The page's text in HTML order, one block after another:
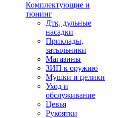
Комплектующие и
тюнинг
Дтк, дульные
насадки
Приклады,
затыльники
Магазины
ЗИП к оружию
Мушки и целики
Уход и
обслуживание
Цевья
Рукоятки